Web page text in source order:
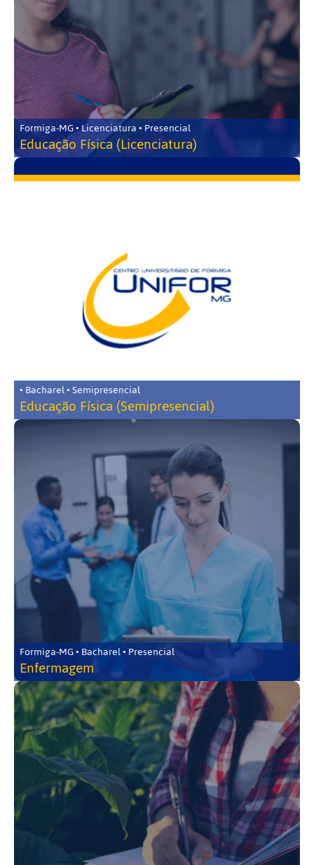
Formiga-MG • Licenciatura • Presencial
Educação Física (Licenciatura)
• Bacharel • Semipresencial
Educação Física (Semipresencial)
Formiga-MG • Bacharel • Presencial
Enfermagem